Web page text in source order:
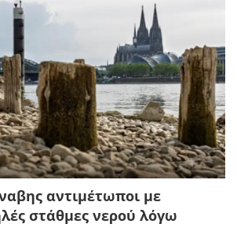
αντιμέτωποι με
στάθμες νερού λόγω